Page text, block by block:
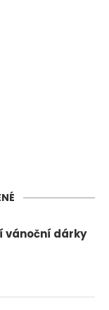
vánoční dárky